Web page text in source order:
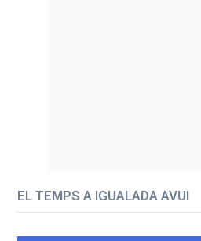
EL TEMPS A IGUALADA AVUI